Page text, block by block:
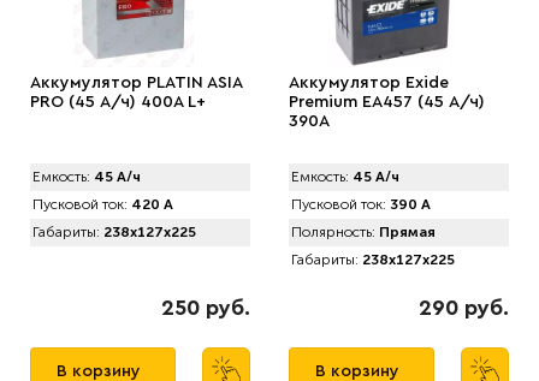
Аккумулятор PLATIN ASIA
PRO (45 А/ч) 400A L+
Емкость: 45 А/ч
Пусковой ток: 420 А
Габариты: 238x127x225
250 руб.
В корзину
Аккумулятор Exide
Premium EA457 (45 А/ч)
390A
Емкость: 45 А/ч
Пусковой ток: 390 А
Полярность: Прямая
Габариты: 238x127x225
290 руб.
В корзину